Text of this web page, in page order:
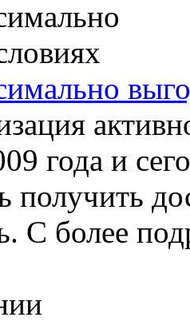
года и
получить
С более